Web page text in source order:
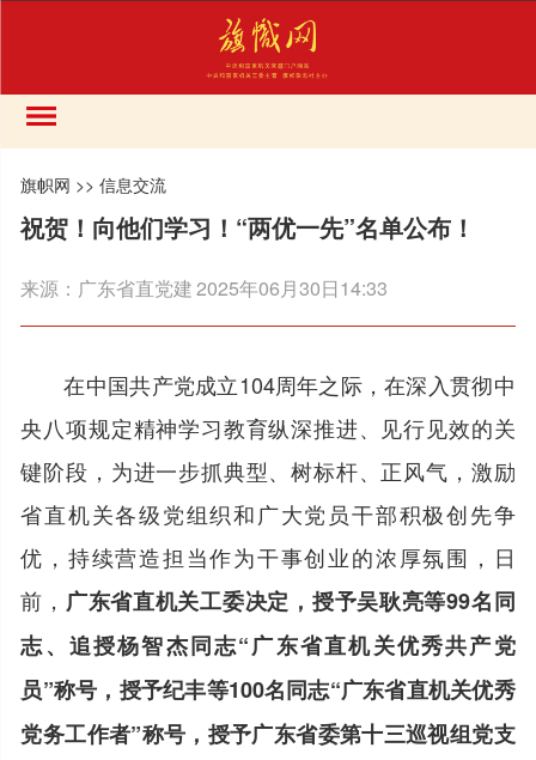
旗帜网 >>信息交流
祝贺！向他们学习！“两优一先”名单公布！
来源： 广东省直党建2025年06月30日14:33
在中国共产党成立104周年之际，在深入贯彻中
央八项规定精神学习教育纵深推进、见行见效的关
键阶段，为进一步抓典型、树标杆、正风气，激励
省直机关各级党组织和广大党员干部积极创先争
优，持续营造担当作为干事创业的浓厚氛围，日
前， 广东省直机关工委决定，授予吴耿亮等99名同
志、追授杨智杰同志“广东省直机关优秀共产党
员”称号，授予纪丰等100名同志“广东省直机关优秀
党务工作者”称号，授予广东省委第十三巡视组党支